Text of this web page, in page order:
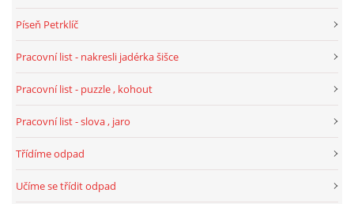
BÁSNĚ K TÉMATU ZIMA
POHYBOVÉ AKTIVITY NA TÉMA ZIMA
VZDĚLÁVACÍ PLÁN OD ZÁŘÍ DO ČERVNA
TÝDENNÍ PLÁNY
Píseň Petrklíč
Pracovní list - nakresli jadérka šišce
Pracovní list - puzzle , kohout
Pracovní list - slova , jaro
Třídíme odpad
Učíme se třídit odpad